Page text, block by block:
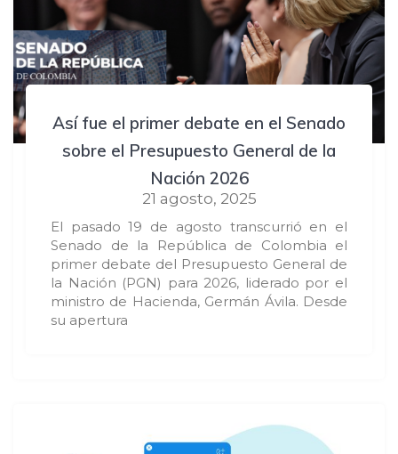
Así fue el primer debate en el Senado
sobre el Presupuesto General de la
Nación 2026
21 agosto, 2025
El pasado 19 de agosto transcurrió en el
Senado de la República de Colombia el
primer debate del Presupuesto General de
la Nación (PGN) para 2026, liderado por el
ministro de Hacienda, Germán Ávila. Desde
su apertura